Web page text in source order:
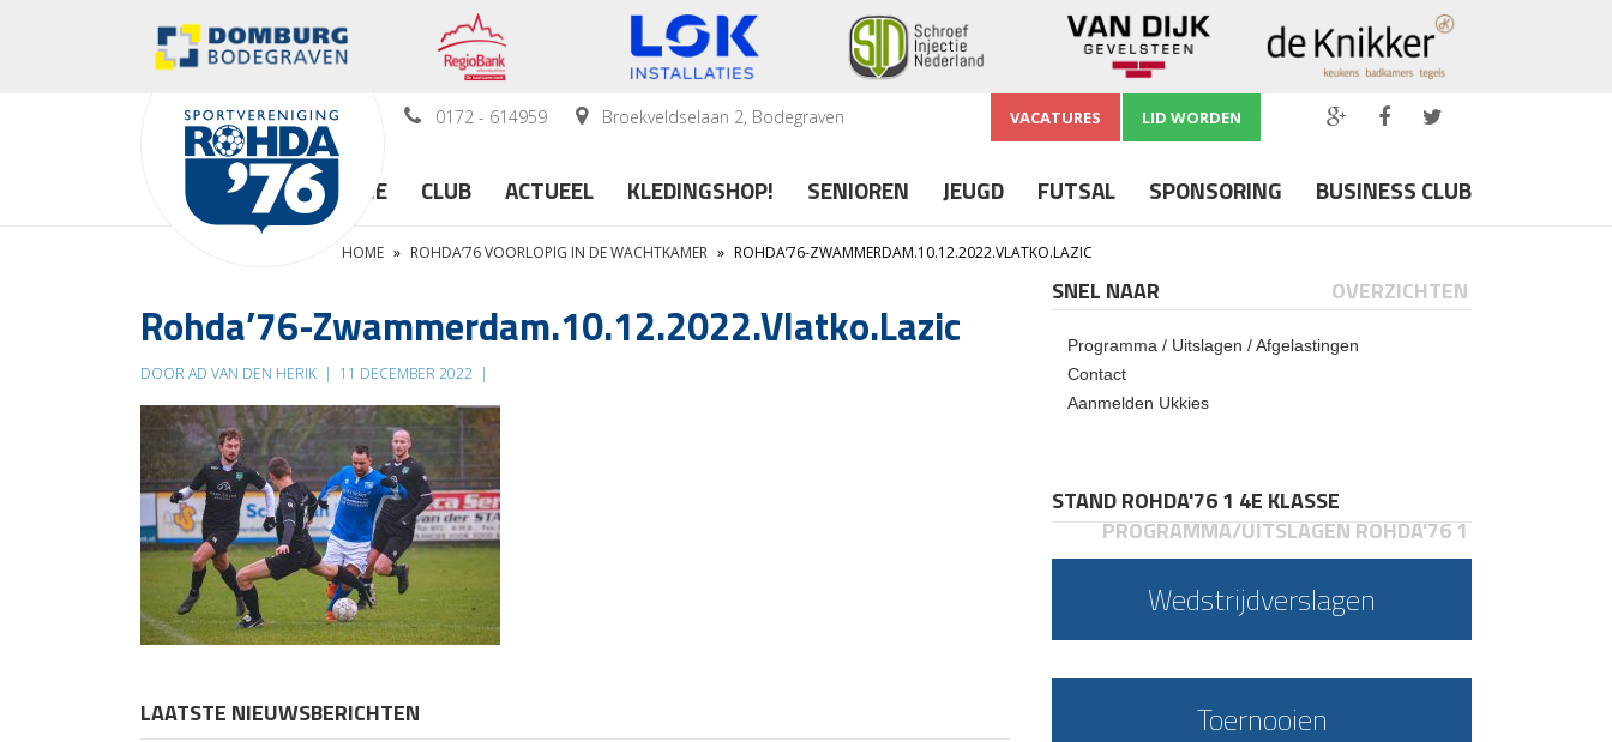
0172 - 614959 Broekveldselaan 2, Bodegraven VACATURES LID WORDEN
HOME CLUB ACTUEEL KLEDINGSHOP! SENIOREN JEUGD FUTSAL SPONSORING BUSINESS CLUB
HOME » ROHDA’76 VOORLOPIG IN DE WACHTKAMER » ROHDA’76-ZWAMMERDAM.10.12.2022.VLATKO.LAZIC
Rohda’76-Zwammerdam.10.12.2022.Vlatko.Lazic
DOOR AD VAN DEN HERIK | 11 DECEMBER 2022 |
LAATSTE NIEUWSBERICHTEN
SNEL NAAR OVERZICHTEN
Programma / Uitslagen / Afgelastingen
Contact
Aanmelden Ukkies
STAND ROHDA'76 1 4E KLASSE
PROGRAMMA/UITSLAGEN ROHDA'76 1
Wedstrijdverslagen
Toernooien